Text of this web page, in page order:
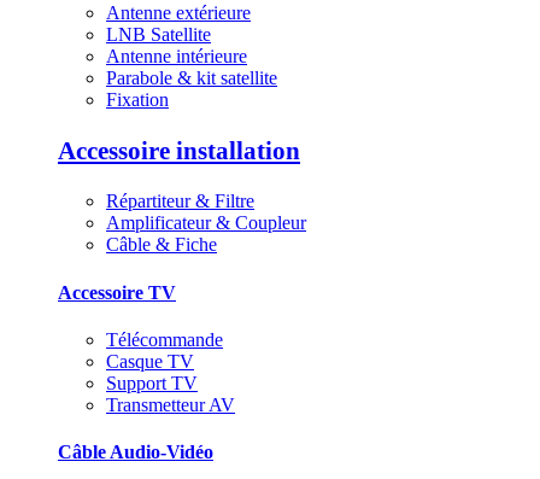
Antenne extérieure
LNB Satellite
Antenne intérieure
Parabole & kit satellite
Fixation
Accessoire installation
Répartiteur & Filtre
Amplificateur & Coupleur
Câble & Fiche
Accessoire TV
Télécommande
Casque TV
Support TV
Transmetteur AV
Câble Audio-Vidéo